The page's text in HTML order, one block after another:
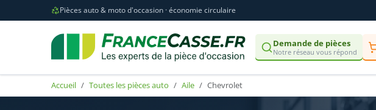
Pièces auto & moto d'occasion · économie circulaire
Demande de pièces
Notre réseau vous répond
Accueil Toutes les pièces auto Aile Chevrolet